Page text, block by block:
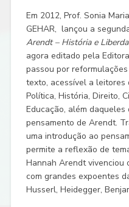
Em 2012, Prof. Sonia
GEHAR, lançou a
Arendt – História e
agora editado pela
passou por
texto, acessível a leitores
Política, História, Direito,
Educação, além
pensamento de Arendt.
uma introdução ao
permite a reflexão de
Hannah Arendt vivenciou
com grandes expoentes
Husserl, Heidegger,